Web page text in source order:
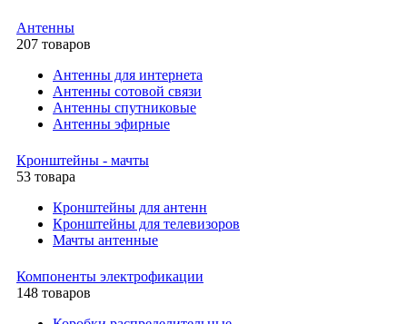
Антенны
207 товаров
Антенны для интернета
Антенны сотовой связи
Антенны спутниковые
Антенны эфирные
Кронштейны - мачты
53 товара
Кронштейны для антенн
Кронштейны для телевизоров
Мачты антенные
Компоненты электрофикации
148 товаров